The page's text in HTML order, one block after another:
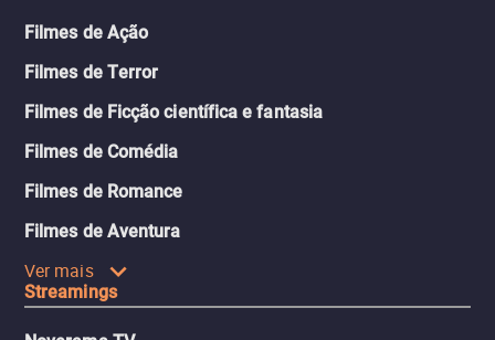
Filmes de Ação
Filmes de Terror
Filmes de Ficção científica e fantasia
Filmes de Comédia
Filmes de Romance
Filmes de Aventura
Ver mais
Streamings